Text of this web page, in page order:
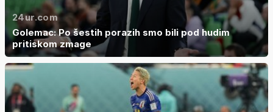
24ur.com
Golemac: Po šestih porazih smo bili pod hudim
pritiskom zmage